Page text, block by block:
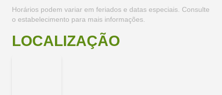
Horários podem variar em feriados e datas especiais. Consulte
o estabelecimento para mais informações.
LOCALIZAÇÃO